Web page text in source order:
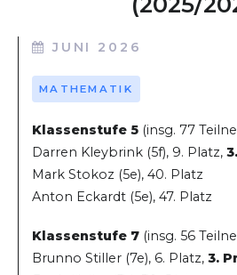
JUNI 2026
MATHEMATIK
Klassenstufe 5 (insg. 77
Darren Kleybrink (5f), 9. Platz,
Mark Stokoz (5e), 40. Platz
Anton Eckardt (5e), 47. Platz
Klassenstufe 7 (insg. 56
Brunno Stiller (7e), 6. Platz, 3.